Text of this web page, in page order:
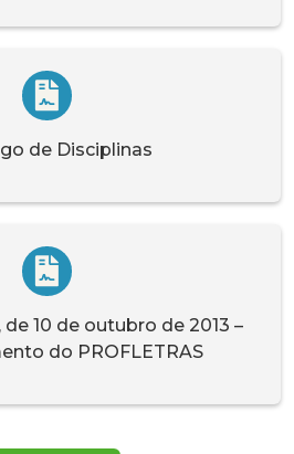
de Disciplinas
de 10 de outubro de 2013 –
do PROFLETRAS